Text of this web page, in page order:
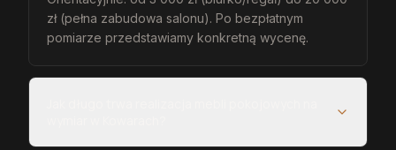
zł (pełna zabudowa salonu). Po bezpłatnym
pomiarze przedstawiamy konkretną wycenę.